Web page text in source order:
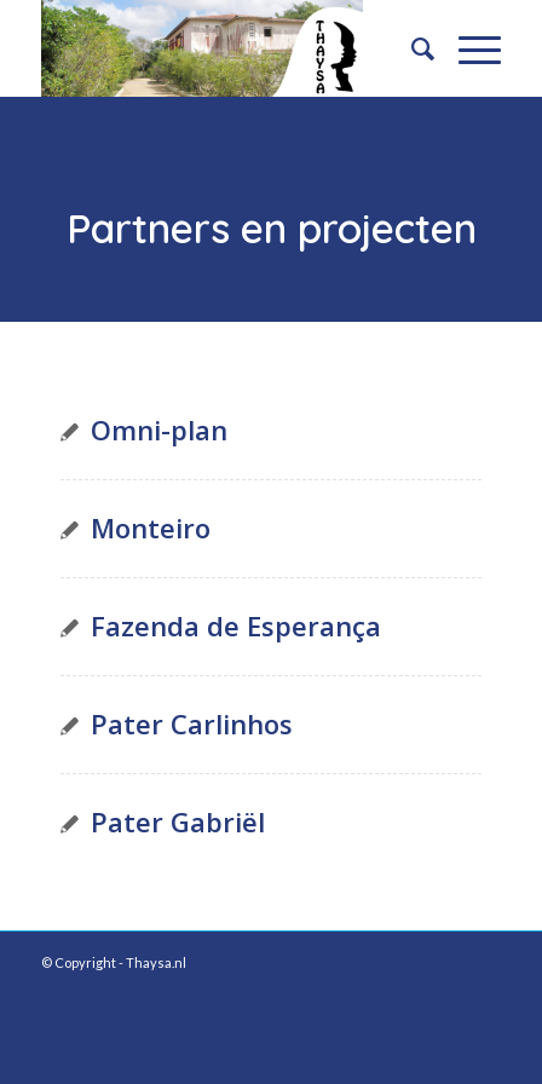
Partners en projecten
Omni-plan
Monteiro
Fazenda de Esperança
Pater Carlinhos
Pater Gabriël
© Copyright - Thaysa.nl